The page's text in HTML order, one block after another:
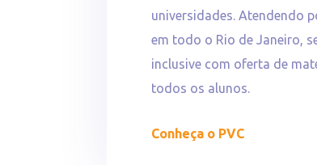
universidades. Atendendo
em todo o Rio de Janeiro,
inclusive com oferta de
todos os alunos.
Conheça o PVC